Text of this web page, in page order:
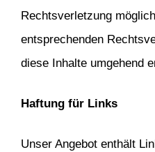
Rechtsverletzung
entsprechenden
diese Inhalte umgehend
Haftung für Links
Unser Angebot enthält